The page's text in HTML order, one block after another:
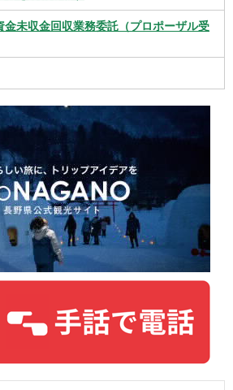
金未収金回収業務委託（プロポーザル受